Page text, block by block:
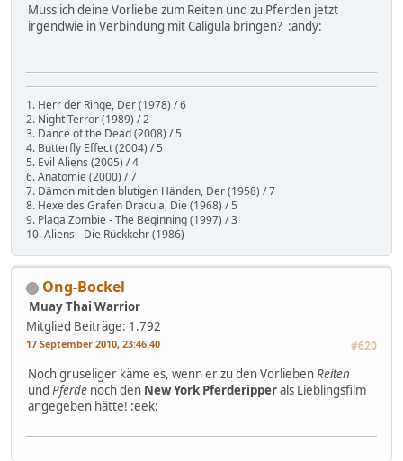
Muss ich deine Vorliebe zum Reiten und zu Pferden jetzt
irgendwie in Verbindung mit Caligula bringen? :andy:
1. Herr der Ringe, Der (1978) / 6
2. Night Terror (1989) / 2
3. Dance of the Dead (2008) / 5
4. Butterfly Effect (2004) / 5
5. Evil Aliens (2005) / 4
6. Anatomie (2000) / 7
7. Dämon mit den blutigen Händen, Der (1958) / 7
8. Hexe des Grafen Dracula, Die (1968) / 5
9. Plaga Zombie - The Beginning (1997) / 3
10. Aliens - Die Rückkehr (1986)
Ong-Bockel
Muay Thai Warrior
Mitglied Beiträge: 1.792
17 September 2010, 23:46:40 #620
Noch gruseliger käme es, wenn er zu den VorliebenReiten
und Pferde noch den New York Pferderipperals Lieblingsfilm
angegeben hätte! :eek: